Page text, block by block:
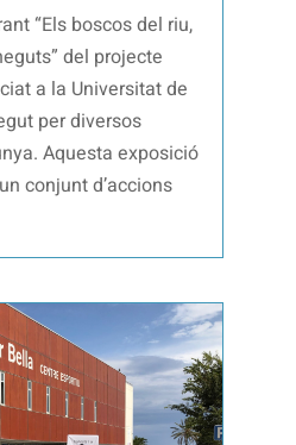
“Els boscos del riu,
del projecte
a la Universitat de
per diversos
Aquesta exposició
conjunt d’accions